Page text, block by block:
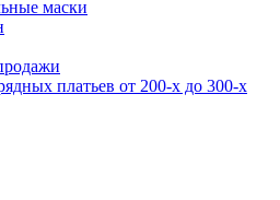
маски
платьев от 200-х до 300-х